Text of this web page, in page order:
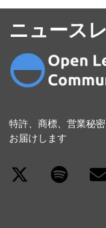
ニュース
特許、商標、営業秘
お届けします